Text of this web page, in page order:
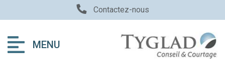
Contactez-nous
MENU